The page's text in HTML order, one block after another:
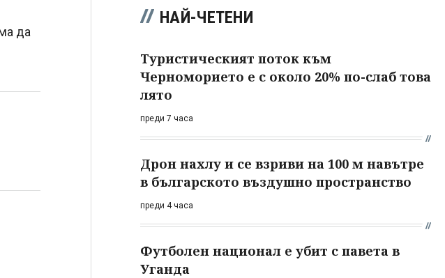
да
НАЙ-ЧЕТЕНИ
Туристическият поток към
Черноморието е с около 20% по-слаб това
лято
преди 7 часа
Дрон нахлу и се взриви на 100 м навътре
в българското въздушно пространство
преди 4 часа
Футболен национал е убит с павета в
Уганда